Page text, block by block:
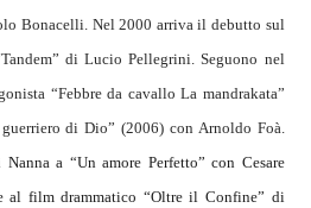
Bonacelli. Nel 2000 arriva il debutto sul
di Lucio Pellegrini. Seguono nel
“Febbre da cavallo La mandrakata”
di Dio” (2006) con Arnoldo Foà.
a “Un amore Perfetto” con Cesare
al film drammatico “Oltre il Confine” di